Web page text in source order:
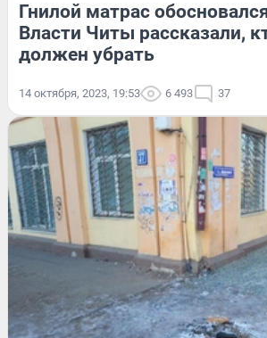
Гнилой матрас
Власти Читы рассказали,
должен убрать
14 октября, 2023, 19:53 6 493 37